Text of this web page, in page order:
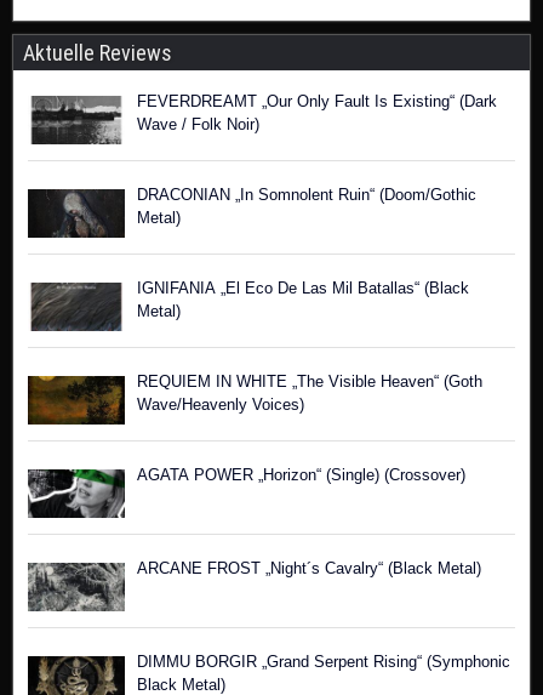
Aktuelle Reviews
FEVERDREAMT „Our Only Fault Is Existing“ (Dark
Wave / Folk Noir)
DRACONIAN „In Somnolent Ruin“ (Doom/Gothic
Metal)
IGNIFANIA „El Eco De Las Mil Batallas“ (Black
Metal)
REQUIEM IN WHITE „The Visible Heaven“ (Goth
Wave/Heavenly Voices)
AGATA POWER „Horizon“ (Single) (Crossover)
ARCANE FROST „Night´s Cavalry“ (Black Metal)
DIMMU BORGIR „Grand Serpent Rising“ (Symphonic
Black Metal)